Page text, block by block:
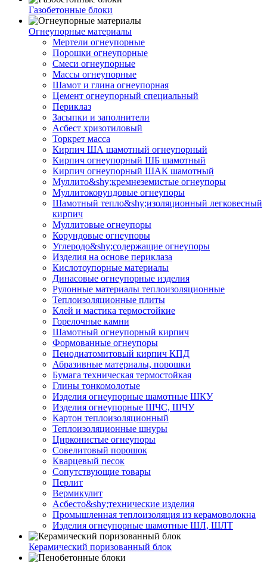
Газобетонные блоки
Огнеупорные материалы
Мертели огнеупорные
Порошки огнеупорные
Смеси огнеупорные
Массы огнеупорные
Шамот и глина огнеупорная
Цемент огнеупорный специальный
Периклаз
Засыпки и заполнители
Асбест хризотиловый
Торкрет масса
Кирпич ША шамотный огнеупорный
Кирпич огнеупорный ШБ шамотный
Кирпич огнеупорный ШАК шамотный
Муллито&shy;­кремнеземистые огнеупоры
Муллито­корундовые огнеупоры
Шамотный тепло&shy;изоляционный легковесный
кирпич
Муллитовые огнеупоры
Корундовые огнеупоры
Углеродо&shy;содержащие огнеупоры
Изделия на основе периклаза
Кислотоупорные материалы
Динасовые огнеупорные изделия
Рулонные материалы теплоизоляционные
Тепло­изоляционные плиты
Клей и мастика термостойкие
Горелочные камни
Шамотный огнеупорный кирпич
Формованные огнеупоры
Пенодиатомитовый кирпич КПД
Абразивные материалы, порошки
Бумага техническая термостойкая
Глины тонкомолотые
Изделия огнеупорные шамотные ШКУ
Изделия огнеупорные ШЧС, ШЧУ
Картон теплоизоляционный
Теплоизоляционные шнуры
Цирконистые огнеупоры
Совелитовый порошок
Кварцевый песок
Сопутствующие товары
Перлит
Вермикулит
Асбесто&shy;технические изделия
Промышленная теплоизоляция из керамоволокна
Изделия огнеупорные шамотные ШЛ, ШЛТ
Керамический поризованный блок